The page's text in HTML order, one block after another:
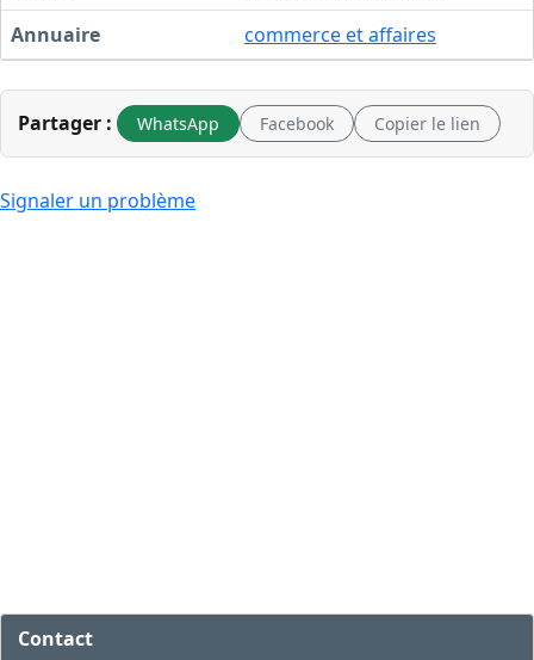
Annuaire
commerce et affaires
Partager : WhatsApp Facebook Copier le lien
Signaler un problème
Contact